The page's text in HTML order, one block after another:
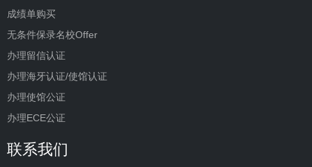
成绩单购买
无条件保录名校Offer
办理留信认证
办理海牙认证/使馆认证
办理使馆公证
办理ECE公证
联系我们